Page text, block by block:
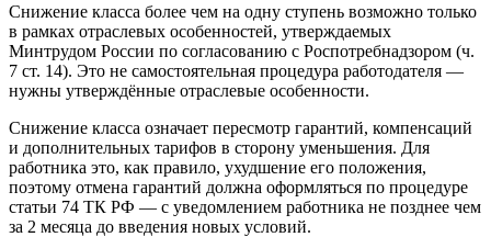
Снижение класса более чем на одну ступень возможно только
в рамках отраслевых особенностей, утверждаемых
Минтрудом России по согласованию с Роспотребнадзором (ч.
7 ст. 14). Это не самостоятельная процедура работодателя —
нужны утверждённые отраслевые особенности.
Снижение класса означает пересмотр гарантий, компенсаций
и дополнительных тарифов в сторону уменьшения. Для
работника это, как правило, ухудшение его положения,
поэтому отмена гарантий должна оформляться по процедуре
статьи 74 ТК РФ — с уведомлением работника не позднее чем
за 2 месяца до введения новых условий.